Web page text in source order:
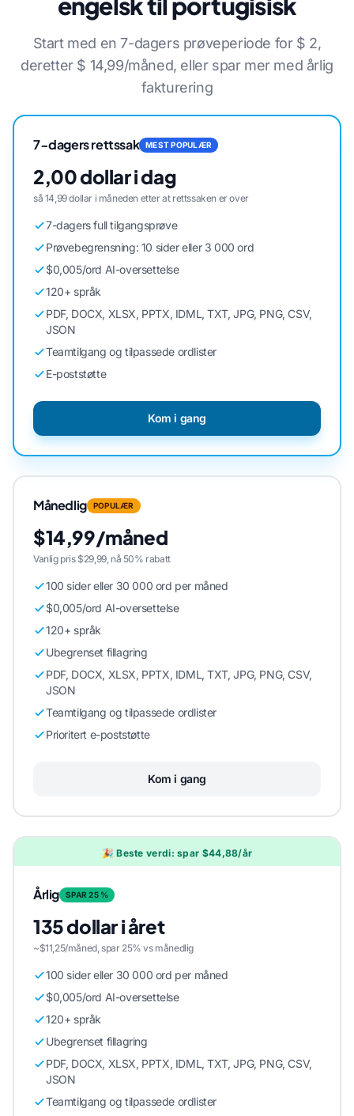
Start med en 7-dagers prøveperiode for $ 2,
deretter $ 14,99/måned, eller spar mer med årlig
fakturering
7-dagers rettssak MEST POPULÆR
2,00 dollar i dag
så 14,99 dollar i måneden etter at rettssaken er over
7-dagers full tilgangsprøve
Prøvebegrensning: 10 sider eller 3 000 ord
$0,005/ord AI-oversettelse
120+ språk
PDF, DOCX, XLSX, PPTX, IDML, TXT, JPG, PNG, CSV,
JSON
Teamtilgang og tilpassede ordlister
E-poststøtte
Kom i gang
Månedlig POPULÆR
$14,99/måned
Vanlig pris $29,99, nå 50% rabatt
100 sider eller 30 000 ord per måned
$0,005/ord AI-oversettelse
120+ språk
Ubegrenset fillagring
PDF, DOCX, XLSX, PPTX, IDML, TXT, JPG, PNG, CSV,
JSON
Teamtilgang og tilpassede ordlister
Prioritert e-poststøtte
Kom i gang
🎉 Beste verdi: spar $44,88/år
Årlig SPAR 25 %
135 dollar i året
~$11,25/måned, spar 25% vs månedlig
100 sider eller 30 000 ord per måned
$0,005/ord AI-oversettelse
120+ språk
Ubegrenset fillagring
PDF, DOCX, XLSX, PPTX, IDML, TXT, JPG, PNG, CSV,
JSON
Teamtilgang og tilpassede ordlister